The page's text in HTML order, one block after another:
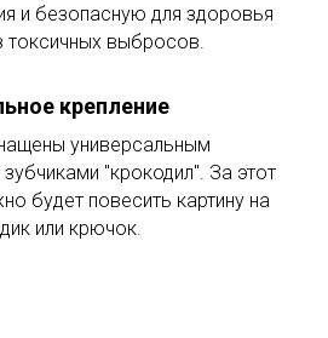
и безопасную для здоровья
токсичных выбросов.
крепление
универсальным
"крокодил". За этот
будет повесить картину на
или крючок.